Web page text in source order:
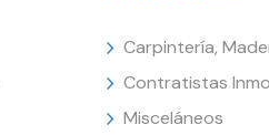
Carpintería,
Contratistas
Misceláneos